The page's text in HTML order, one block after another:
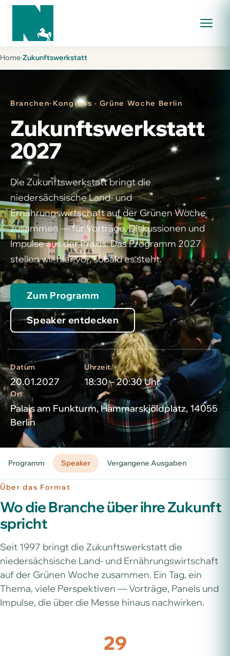
Home›Zukunftswerkstatt
Branchen-Kongress · Grüne Woche Berlin
Zukunfts­werkstatt
2027
Die Zukunftswerkstatt bringt die
niedersächsische Land- und
Ernährungswirtschaft auf der Grünen Woche
zusammen — für Vorträge, Diskussionen und
Impulse aus der Praxis. Das Programm 2027
stellen wir hier vor, sobald es steht.
Zum Programm
Speaker entdecken
Datum
20.01.2027
Uhrzeit
18:30 – 20:30 Uhr
Ort
Palais am Funkturm, Hammarskjöldplatz, 14055
Berlin
Programm Speaker Vergangene Ausgaben
Über das Format
Wo die Branche über ihre Zukunft
spricht
Seit 1997 bringt die Zukunftswerkstatt die
niedersächsische Land- und Ernährungswirtschaft
auf der Grünen Woche zusammen. Ein Tag, ein
Thema, viele Perspektiven — Vorträge, Panels und
Impulse, die über die Messe hinaus nachwirken.
29